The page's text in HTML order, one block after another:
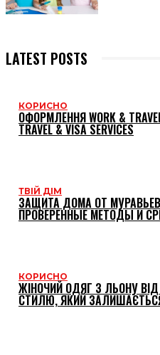
LATEST POSTS
КОРИСНО
ОФОРМЛЕННЯ WORK &
TRAVEL & VISA SERVICES
ТВІЙ ДІМ
ЗАЩИТА ДОМА ОТ
ПРОВЕРЕННЫЕ МЕТОДЫ И
КОРИСНО
ЖІНОЧИЙ ОДЯГ З ЛЬОНУ ВІД
СТИЛЮ, ЯКИЙ